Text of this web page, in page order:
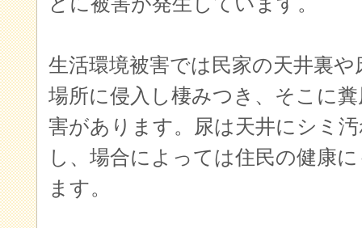
生活環境被害では民家の天井裏
場所に侵入し棲みつき、そこに
害があります。尿は天井にシミ
し、場合によっては住民の健康
ます。